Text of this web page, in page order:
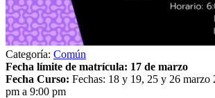
Categoría: Común
Fecha límite de matrícula: 17 de marzo
Fecha Curso: Fechas: 18 y 19, 25 y 26
pm a 9:00 pm